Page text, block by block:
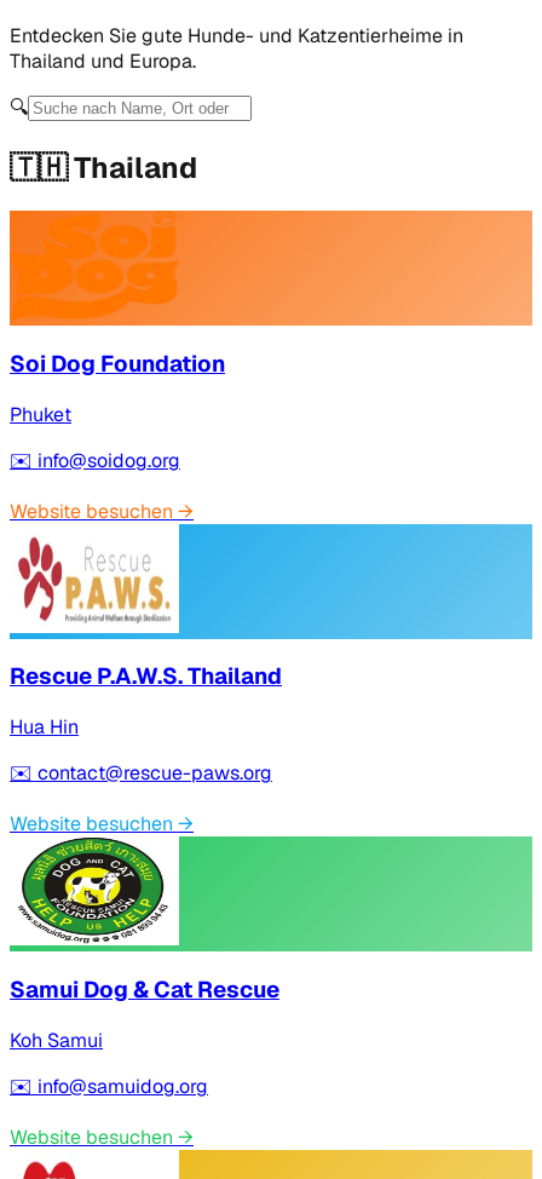
Entdecken Sie gute Hunde- und Katzentierheime in
Thailand und Europa.
🔍
🇹🇭Thailand
Soi Dog Foundation
Phuket
✉️ info@soidog.org
Website besuchen →
Rescue P.A.W.S. Thailand
Hua Hin
✉️ contact@rescue-paws.org
Website besuchen →
Samui Dog & Cat Rescue
Koh Samui
✉️ info@samuidog.org
Website besuchen →